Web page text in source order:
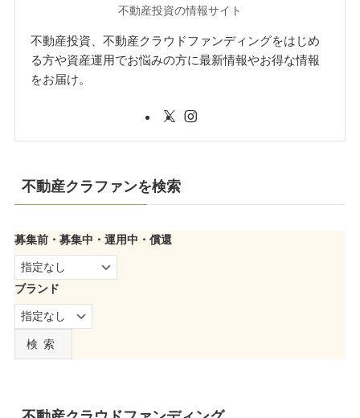
不動産投資の情報サイト
不動産投資、不動産クラウドファンディングをはじめ
る方や資産運用でお悩みの方に最新情報やお得な情報
をお届け。
不動産クラファンを検索
募集前・募集中・運用中・償還
ブランド
検索